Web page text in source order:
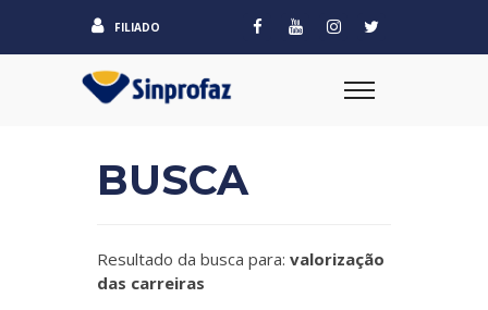
FILIADO
BUSCA
Resultado da busca para: valorização
das carreiras